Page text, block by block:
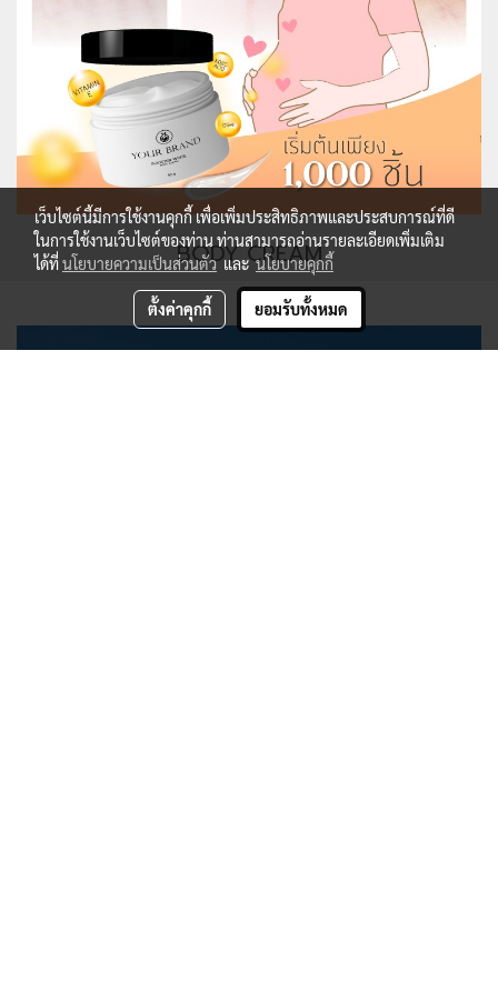
BODY CREAM
เว็บไซต์นี้มีการใช้งานคุกกี้ เพื่อเพิ่มประสิทธิภาพและประสบการณ์ที่ดี
ในการใช้งานเว็บไซต์ของท่าน ท่านสามารถอ่านรายละเอียดเพิ่มเติม
ได้ที่นโยบายความเป็นส่วนตัวและนโยบายคุกกี้
ตั้งค่าคุกกี้ ยอมรับทั้งหมด